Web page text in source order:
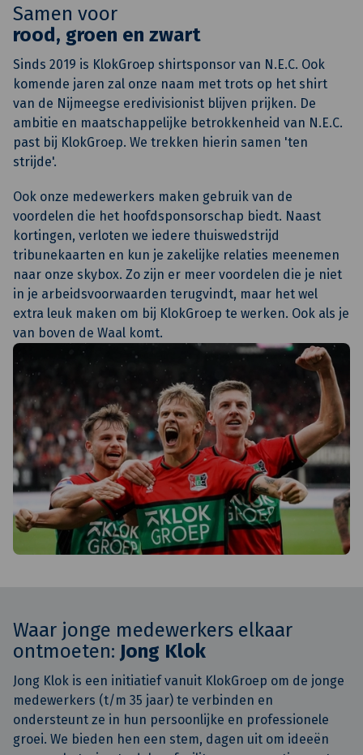
Samen voor
rood, groen en zwart
Sinds 2019 is KlokGroep shirtsponsor van N.E.C. Ook
komende jaren zal onze naam met trots op het shirt
van de Nijmeegse eredivisionist blijven prijken. De
ambitie en maatschappelijke betrokkenheid van N.E.C.
past bij KlokGroep. We trekken hierin samen 'ten
strijde'.
Ook onze medewerkers maken gebruik van de
voordelen die het hoofdsponsorschap biedt. Naast
kortingen, verloten we iedere thuiswedstrijd
tribunekaarten en kun je zakelijke relaties meenemen
naar onze skybox. Zo zijn er meer voordelen die je niet
in je arbeidsvoorwaarden terugvindt, maar het wel
extra leuk maken om bij KlokGroep te werken. Ook als je
van boven de Waal komt.
Waar jonge medewerkers elkaar
ontmoeten: Jong Klok
Jong Klok is een initiatief vanuit KlokGroep om de jonge
medewerkers (t/m 35 jaar) te verbinden en
ondersteunt ze in hun persoonlijke en professionele
groei. We bieden hen een stem, dagen uit om ideeën